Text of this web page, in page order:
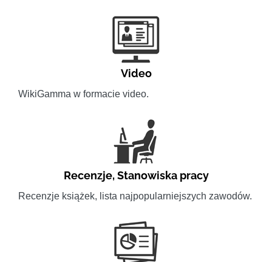
Video
WikiGamma w formacie video.
Recenzje,Stanowiska pracy
Recenzje książek, lista najpopularniejszych zawodów.